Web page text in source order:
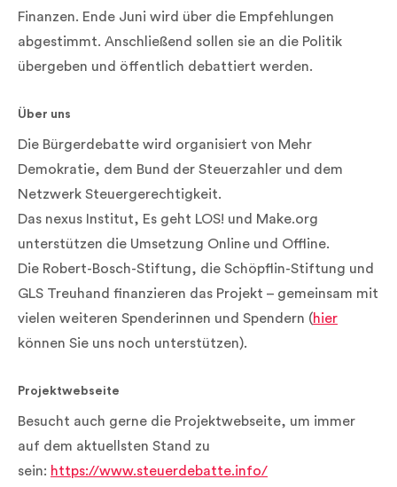
Finanzen. Ende Juni wird über die Empfehlungen
abgestimmt. Anschließend sollen sie an die Politik
übergeben und öffentlich debattiert werden.
Über uns
Die Bürgerdebatte wird organisiert von Mehr
Demokratie, dem Bund der Steuerzahler und dem
Netzwerk Steuergerechtigkeit.
Das nexus Institut, Es geht LOS! und Make.org
unterstützen die Umsetzung Online und Offline.
Die Robert-Bosch-Stiftung, die Schöpflin-Stiftung und
GLS Treuhand finanzieren das Projekt – gemeinsam mit
vielen weiteren Spenderinnen und Spendern (hier
können Sie uns noch unterstützen).
Projektwebseite
Besucht auch gerne die Projektwebseite, um immer
auf dem aktuellsten Stand zu
sein: https://www.steuerdebatte.info/